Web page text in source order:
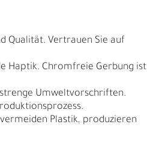
N
Qualität. Vertrauen Sie auf
Haptik. Chromfreie Gerbung ist
Umweltvorschriften.
Plastik, produzieren